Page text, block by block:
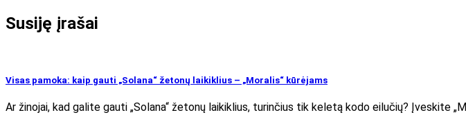
įrašų
Susiję įrašai
Visas pamoka: kaip gauti „Solana“ žetonų laikiklius – „Moralis“ kūrėjams
Ar žinojai, kad galite gauti „Solana“ žetonų laikiklius, turinčius tik keletą kodo eilučių? Įveskite